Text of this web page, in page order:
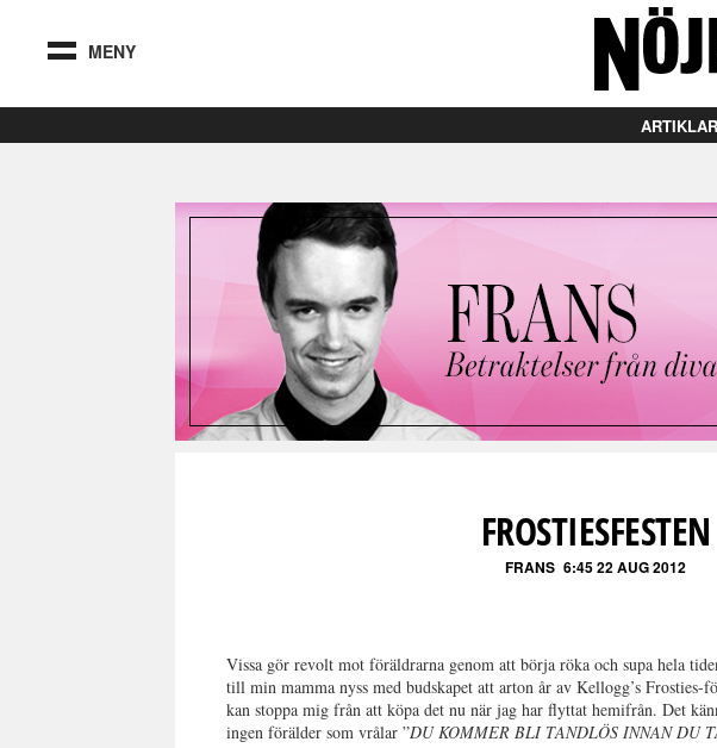
MENY
ARTIKLAR
FROSTIESFESTEN
FRANS 6:45 22 AUG 2012
Vissa gör revolt mot föräldrarna genom att börja röka och supa hela
till min mamma nyss med budskapet att arton år av Kellogg’s
kan stoppa mig från att köpa det nu när jag har flyttat hemifrån. Det
ingen förälder som vrålar ”DU KOMMER BLI TANDLÖS INNAN DU